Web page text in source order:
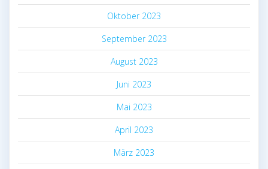
Oktober 2023
September 2023
August 2023
Juni 2023
Mai 2023
April 2023
März 2023